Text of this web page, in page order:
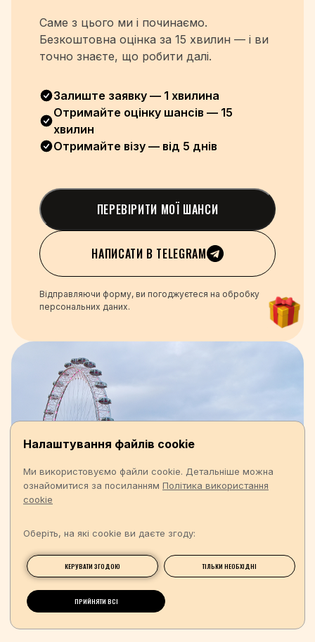
Саме з цього ми і починаємо.
Безкоштовна оцінка за 15 хвилин — і ви
точно знаєте, що робити далі.
Залиште заявку — 1 хвилина
Отримайте оцінку шансів — 15
хвилин
Отримайте візу — від 5 днів
ПЕРЕВІРИТИ МОЇ ШАНСИ
НАПИСАТИ В TELEGRAM
Відправляючи форму, ви погоджуєтеся на обробку
персональних даних.
Налаштування файлів cookie
Ми використовуємо файли cookie. Детальніше можна
ознайомитися за посиланням Політика використання
cookie
Оберіть, на які cookie ви даєте згоду:
КЕРУВАТИ ЗГОДОЮ ТІЛЬКИ НЕОБХІДНІ
ПРИЙНЯТИ ВСІ